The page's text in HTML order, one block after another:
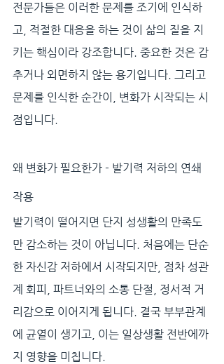
전문가들은 이러한 문제를 조기에 인식하
고, 적절한 대응을 하는 것이 삶의 질을 지
키는 핵심이라 강조합니다. 중요한 것은 감
추거나 외면하지 않는 용기입니다. 그리고
문제를 인식한 순간이, 변화가 시작되는 시
점입니다.
왜 변화가 필요한가 - 발기력 저하의 연쇄
작용
발기력이 떨어지면 단지 성생활의 만족도
만 감소하는 것이 아닙니다. 처음에는 단순
한 자신감 저하에서 시작되지만, 점차 성관
계 회피, 파트너와의 소통 단절, 정서적 거
리감으로 이어지게 됩니다. 결국 부부관계
에 균열이 생기고, 이는 일상생활 전반에까
지 영향을 미칩니다.